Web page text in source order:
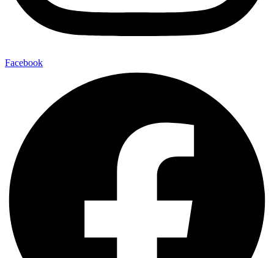
Facebook